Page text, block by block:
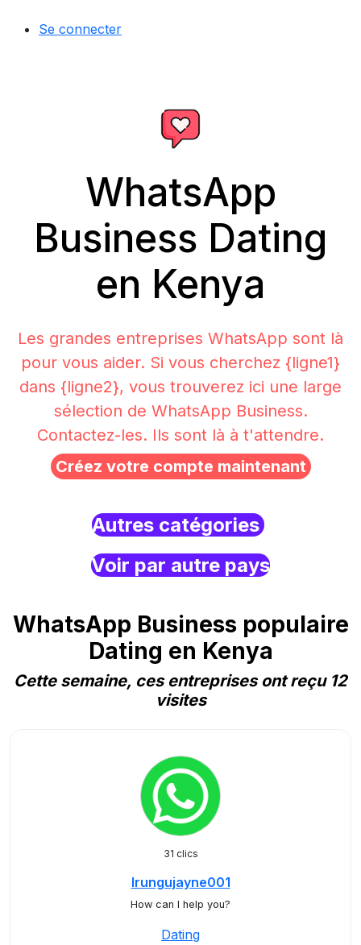
Se connecter
WhatsApp
Business Dating
en Kenya
Les grandes entreprises WhatsApp sont là
pour vous aider. Si vous cherchez {ligne1}
dans {ligne2}, vous trouverez ici une large
sélection de WhatsApp Business.
Contactez-les. Ils sont là à t'attendre.
Créez votre compte maintenant
Autres catégories
Voir par autre pays
WhatsApp Business populaire
Dating en Kenya
Cette semaine, ces entreprises ont reçu 12
visites
31 clics
Irungujayne001
How can I help you?
Dating